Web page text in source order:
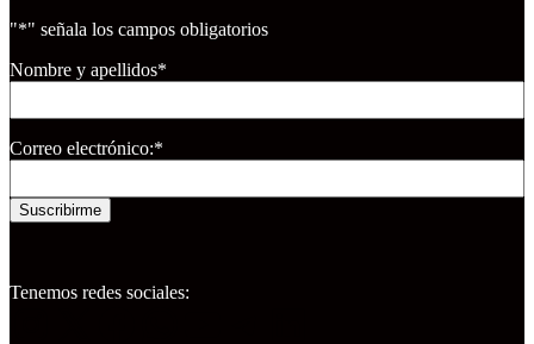
"*" señala los campos obligatorios
Nombre y apellidos*
Correo electrónico:*
Suscribirme
Tenemos redes sociales: